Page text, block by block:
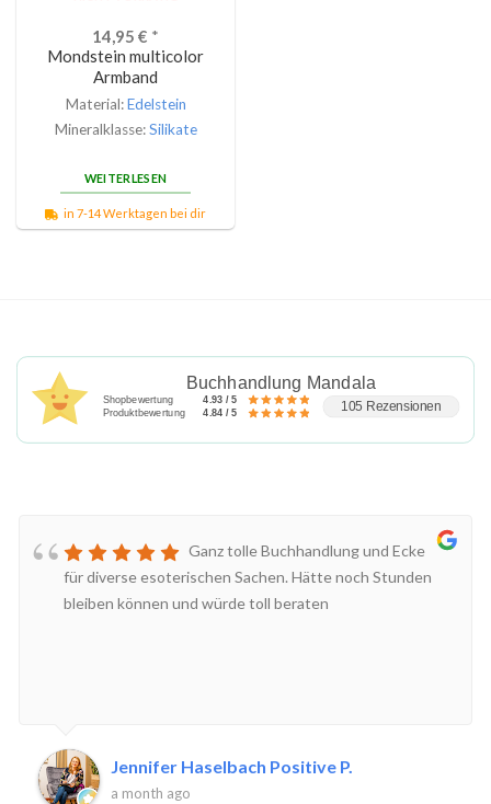
14,95 € *
Mondstein multicolor
Armband
Material:Edelstein
Mineralklasse:Silikate
WEITERLESEN
in 7-14 Werktagen bei dir
Buchhandlung Mandala
Shopbewertung
4.93 / 5
Produktbewertung
4.84 / 5 105 Rezensionen
Ganz tolle Buchhandlung und Ecke
für diverse esoterischen Sachen. Hätte noch Stunden
bleiben können und würde toll beraten
Jennifer Haselbach Positive P.
a month ago